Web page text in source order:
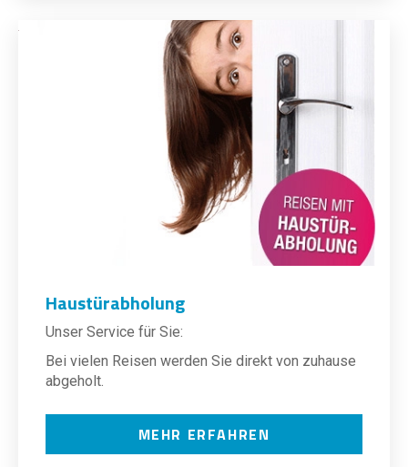
Haustürabholung
Unser Service für Sie:
Bei vielen Reisen werden Sie direkt von zuhause
abgeholt.
MEHR ERFAHREN